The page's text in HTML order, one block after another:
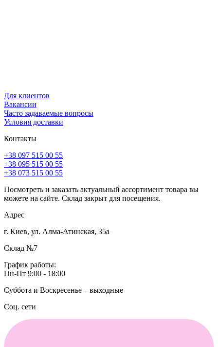
Для клиентов
Вакансии
Часто задаваемые вопросы
Условия доставки
Контакты
+38 097 515 00 55
+38 095 515 00 55
+38 073 515 00 55
Посмотреть и заказать актуальный ассортимент товара вы
можете на сайте. Склад закрыт для посещения.
Адрес
г. Киев, ул. Алма-Атинская, 35а
Склад №7
График работы:
Пн-Пт 9:00 - 18:00
Суббота и Воскресенье – выходные
Соц. сети